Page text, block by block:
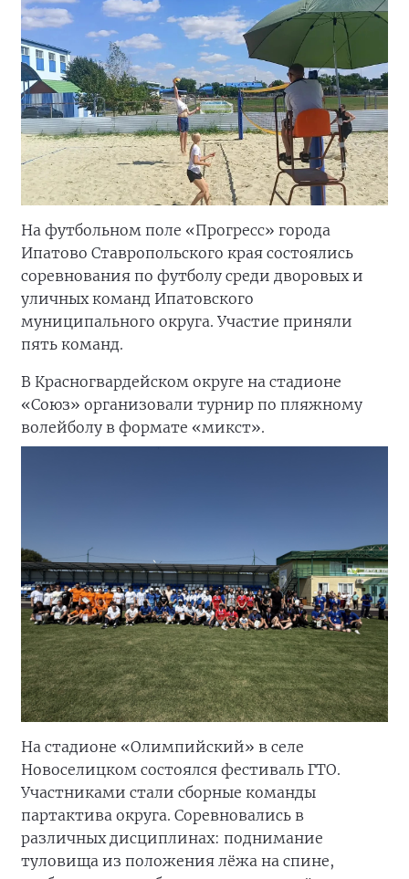
На футбольном поле «Прогресс» города
Ипатово Ставропольского края состоялись
соревнования по футболу среди дворовых и
уличных команд Ипатовского
муниципального округа. Участие приняли
пять команд.
В Красногвардейском округе на стадионе
«Союз» организовали турнир по пляжному
волейболу в формате «микст».
На стадионе «Олимпийский» в селе
Новоселицком состоялся фестиваль ГТО.
Участниками стали сборные команды
партактива округа. Соревновались в
различных дисциплинах: поднимание
туловища из положения лёжа на спине,